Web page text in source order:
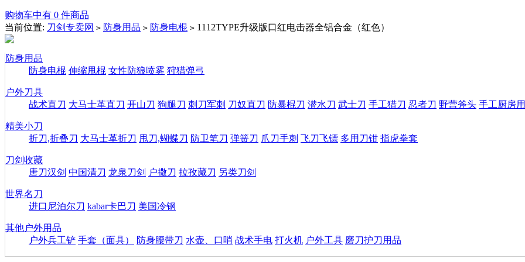
购物车中有 0 件商品
当前位置: 刀剑专卖网 > 防身用品 > 防身电棍 > 1112TYPE升级版口红电击器全铝合金（红色）
防身用品
防身电棍 伸缩甩棍 女性防狼喷雾 狩猎弹弓
户外刀具
战术直刀 大马士革直刀 开山刀 狗腿刀 刺刀军刺 刀奴直刀 防暴棍刀 潜水刀 武士刀 手工猎刀 忍者刀 野营斧头 手工厨房
精美小刀
折刀,折叠刀 大马士革折刀 甩刀,蝴蝶刀 防卫笔刀 弹簧刀 爪刀手刺 飞刀飞镖 多用刀钳 指虎拳套
刀剑收藏
唐刀汉剑 中国清刀 龙泉刀剑 户撒刀 拉孜藏刀 另类刀剑
世界名刀
进口尼泊尔刀 kabar卡巴刀 美国冷钢
其他户外用品
户外兵工铲 手套（面具） 防身腰带刀 水壶、口哨 战术手电 打火机 户外工具 磨刀护刀用品